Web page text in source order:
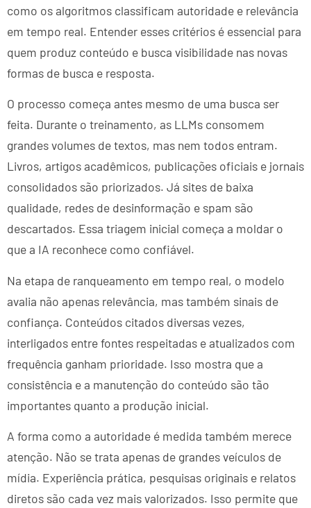
como os algoritmos classificam autoridade e relevância
em tempo real. Entender esses critérios é essencial para
quem produz conteúdo e busca visibilidade nas novas
formas de busca e resposta.
O processo começa antes mesmo de uma busca ser
feita. Durante o treinamento, as LLMs consomem
grandes volumes de textos, mas nem todos entram.
Livros, artigos acadêmicos, publicações oficiais e jornais
consolidados são priorizados. Já sites de baixa
qualidade, redes de desinformação e spam são
descartados. Essa triagem inicial começa a moldar o
que a IA reconhece como confiável.
Na etapa de ranqueamento em tempo real, o modelo
avalia não apenas relevância, mas também sinais de
confiança. Conteúdos citados diversas vezes,
interligados entre fontes respeitadas e atualizados com
frequência ganham prioridade. Isso mostra que a
consistência e a manutenção do conteúdo são tão
importantes quanto a produção inicial.
A forma como a autoridade é medida também merece
atenção. Não se trata apenas de grandes veículos de
mídia. Experiência prática, pesquisas originais e relatos
diretos são cada vez mais valorizados. Isso permite que